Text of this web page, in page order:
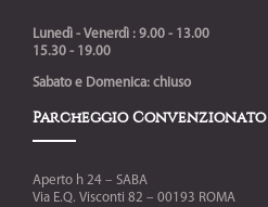
Lunedì - Venerdì : 9.00 - 13.00
15.30 - 19.00
Sabato e Domenica: chiuso
Parcheggio Convenzionato
Aperto h 24 – SABA
Via E.Q. Visconti 82 – 00193 ROMA